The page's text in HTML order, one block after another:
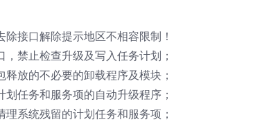
除接口解除提示地区不相容限制！
，禁止检查升级及写入任务计划；
释放的不必要的卸载程序及模块；
划任务和服务项的自动升级程序；
理系统残留的计划任务和服务项；